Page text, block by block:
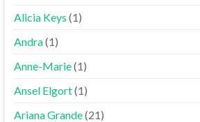
Alicia Keys (1)
Andra(1)
Anne-Marie(1)
Ansel Elgort(1)
Ariana Grande(21)